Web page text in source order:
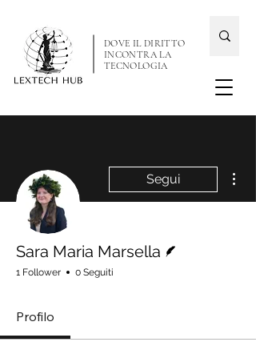
DOVE IL DIRITTO
INCONTRA LA
TECNOLOGIA
Segui
Sara Maria Marsella
1 Follower 0 Seguiti
Profilo